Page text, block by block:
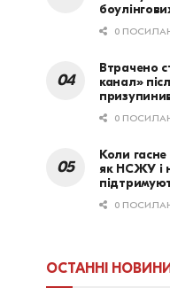
0
Втрачено
канал»
0
Коли гасне
як НСЖУ і
0
ОСТАННІ НОВИНИ